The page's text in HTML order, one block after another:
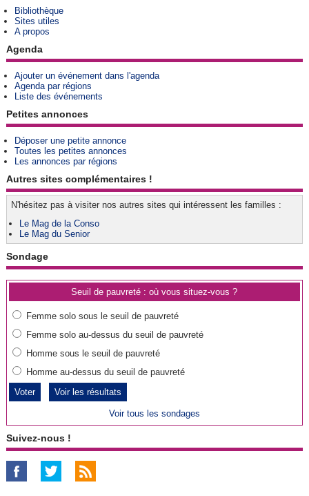
Bibliothèque
Sites utiles
A propos
Agenda
Ajouter un événement dans l'agenda
Agenda par régions
Liste des événements
Petites annonces
Déposer une petite annonce
Toutes les petites annonces
Les annonces par régions
Autres sites complémentaires !
N'hésitez pas à visiter nos autres sites qui intéressent les familles :
Le Mag de la Conso
Le Mag du Senior
Sondage
Seuil de pauvreté : où vous situez-vous ?
Femme solo sous le seuil de pauvreté
Femme solo au-dessus du seuil de pauvreté
Homme sous le seuil de pauvreté
Homme au-dessus du seuil de pauvreté
Voir les résultats
Voir tous les sondages
Suivez-nous !